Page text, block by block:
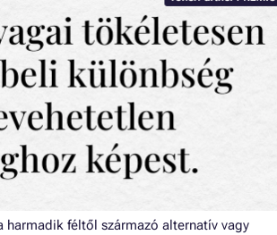
féltől származó alternatív vagy